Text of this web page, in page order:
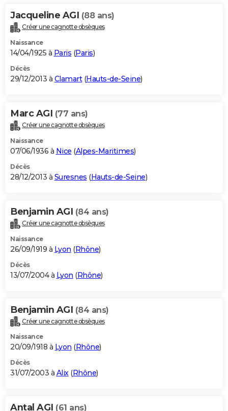
Jacqueline AGI (88 ans)
Créer une cagnotte obsèques
Naissance
14/04/1925 à Paris (Paris)
Décès
29/12/2013 à Clamart(Hauts-de-Seine)
Marc AGI (77 ans)
Créer une cagnotte obsèques
Naissance
07/06/1936 à Nice (Alpes-Maritimes)
Décès
28/12/2013 à Suresnes (Hauts-de-Seine)
Benjamin AGI (84 ans)
Créer une cagnotte obsèques
Naissance
26/09/1919 à Lyon (Rhône)
Décès
13/07/2004 à Lyon (Rhône)
Benjamin AGI (84 ans)
Créer une cagnotte obsèques
Naissance
20/09/1918 à Lyon (Rhône)
Décès
31/07/2003 à Alix(Rhône)
Antal AGI (61 ans)